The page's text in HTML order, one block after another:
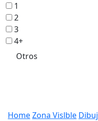
1
2
3
4+
Otros
HomeZona Vislble